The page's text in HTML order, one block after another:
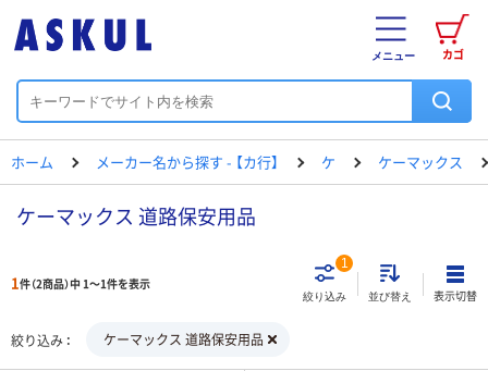
カゴ
メニュー
ホーム メーカー名から探す - 【カ行】 ケ ケーマックス
ケーマックス 道路保安用品
1件（2商品）中 1～1件を表示
絞り込み
1
並び替え 表示切替
絞り込み ケーマックス 道路保安用品